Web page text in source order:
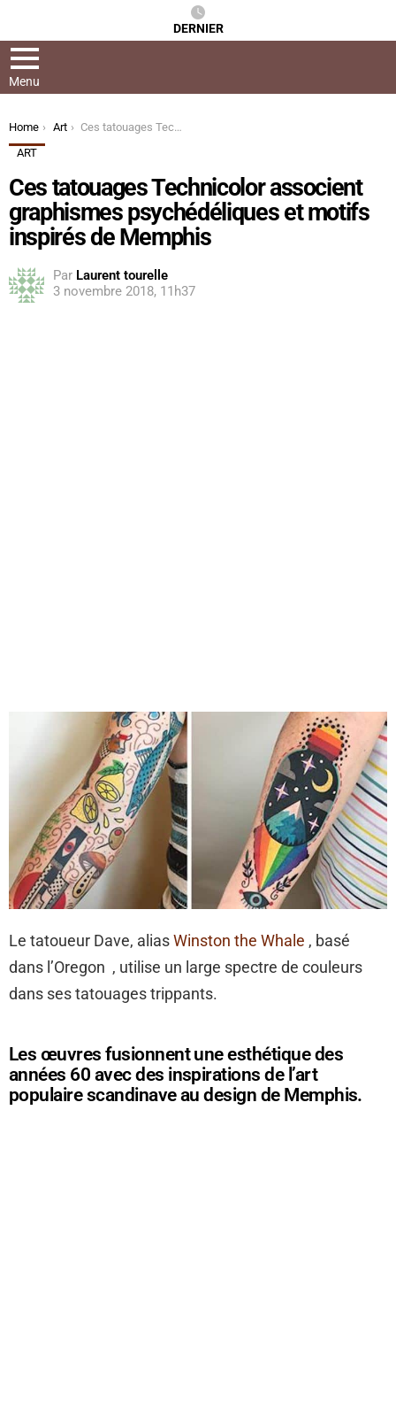
DERNIER
Menu
You are here:
Home Art
Ces tatouages ​​Technicolor associent graphismes psychédéliques et motifs inspirés de Memphis
ART
Ces tatouages ​​Technicolor associent
graphismes psychédéliques et motifs
inspirés de Memphis
Par Laurent tourelle
3 novembre 2018, 11h37
Le tatoueur Dave, aliasWinston the Whale , basé
dans l’Oregon , utilise un large spectre de couleurs
dans ses tatouages ​​trippants.
Les œuvres fusionnent une esthétique des
années 60 avec des inspirations de l’art
populaire scandinave au design de Memphis.